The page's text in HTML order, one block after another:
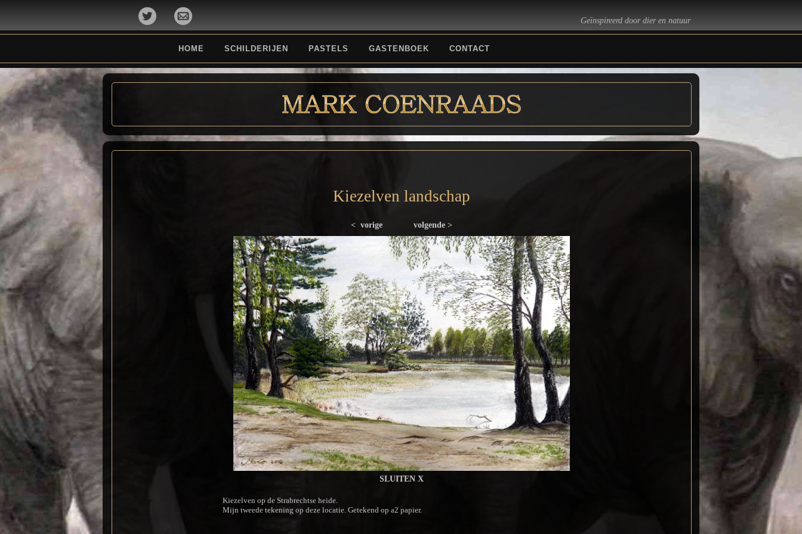
Geïnspireerd door dier en natuur
HOME SCHILDERIJEN PASTELS GASTENBOEK CONTACT
Kiezelven landschap
< vorige volgende >
SLUITEN X
Kiezelven op de Strabrechtse heide.
Mijn tweede tekening op deze locatie. Getekend op a2 papier.